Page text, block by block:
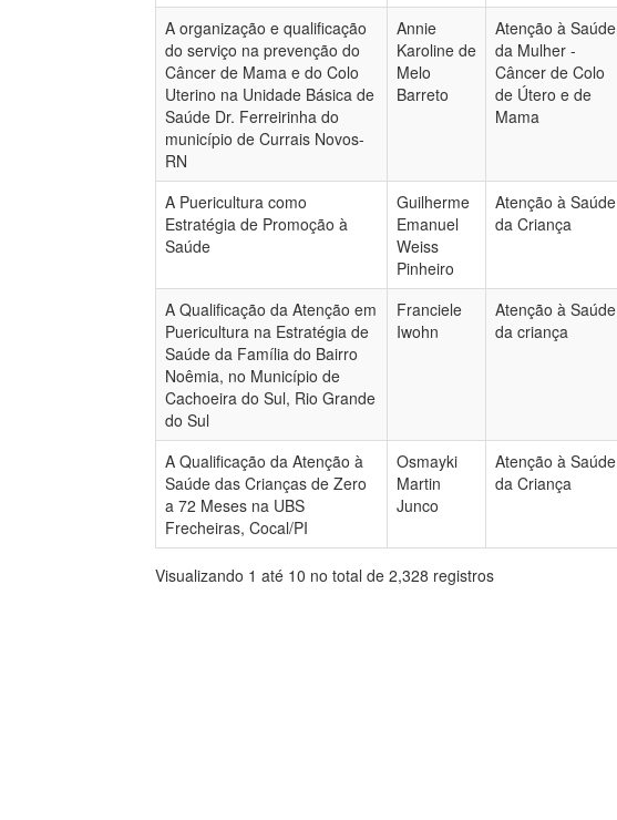
A organização e qualificação
do serviço na prevenção do
Câncer de Mama e do Colo
Uterino na Unidade Básica de
Saúde Dr. Ferreirinha do
município de Currais Novos-
RN
Annie
Karoline de
Melo
Barreto
Atenção à Saúde
da Mulher -
Câncer de Colo
de Útero e de
Mama
A Puericultura como
Estratégia de Promoção à
Saúde
Guilherme
Emanuel
Weiss
Pinheiro
Atenção à Saúde
da Criança
A Qualificação da Atenção em
Puericultura na Estratégia de
Saúde da Família do Bairro
Noêmia, no Município de
Cachoeira do Sul, Rio Grande
do Sul
Franciele
Iwohn
Atenção à Saúde
da criança
A Qualificação da Atenção à
Saúde das Crianças de Zero
a 72 Meses na UBS
Frecheiras, Cocal/PI
Osmayki
Martin
Junco
Atenção à Saúde
da Criança
Visualizando 1 até 10 no total de 2,328 registros